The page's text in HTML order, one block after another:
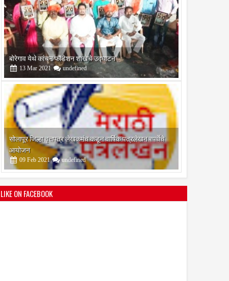
सोलापूर जिल्हा वृत्तपत्र लेखकमंच कडून वार्षिक पत्रलेखन स्पर्धेचे
आयोजन
09 Feb 2021 undefined
श्री मल्लिकार्जुन प्रशालेकडून उमाकांत गाढवे यांचा सत्कार
25 Mar 2021 undefined
LIKE ON FACEBOOK